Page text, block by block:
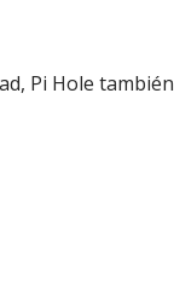
Pi Hole también